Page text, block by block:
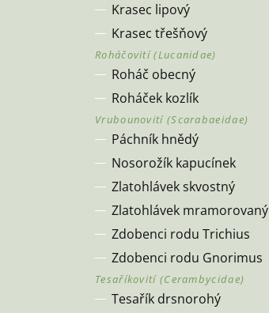
Krasec lipový
Krasec třešňový
Roháč obecný
Roháček kozlík
Páchník hnědý
Nosorožík kapucínek
Zlatohlávek skvostný
Zlatohlávek mramorovaný
Zdobenci rodu Trichius
Zdobenci rodu Gnorimus
Tesařík drsnorohý